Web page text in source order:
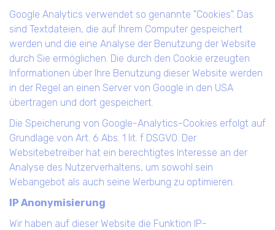
Google Analytics verwendet so genannte "Cookies". Das
sind Textdateien, die auf Ihrem Computer gespeichert
werden und die eine Analyse der Benutzung der Website
durch Sie ermöglichen. Die durch den Cookie erzeugten
Informationen über Ihre Benutzung dieser Website werden
in der Regel an einen Server von Google in den USA
übertragen und dort gespeichert.
Die Speicherung von Google-Analytics-Cookies erfolgt auf
Grundlage von Art. 6 Abs. 1 lit. f DSGVO. Der
Websitebetreiber hat ein berechtigtes Interesse an der
Analyse des Nutzerverhaltens, um sowohl sein
Webangebot als auch seine Werbung zu optimieren.
IP Anonymisierung
Wir haben auf dieser Website die Funktion IP-